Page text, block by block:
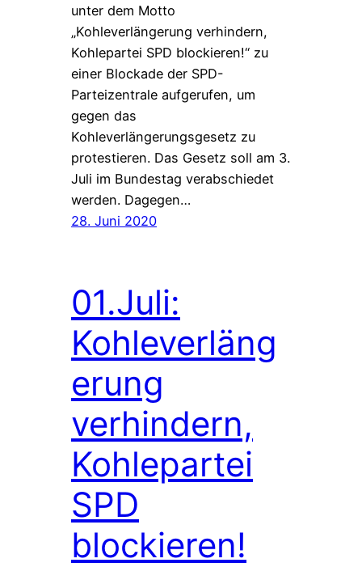
unter dem Motto
„Kohleverlängerung verhindern,
Kohlepartei SPD blockieren!“ zu
einer Blockade der SPD-
Parteizentrale aufgerufen, um
gegen das
Kohleverlängerungsgesetz zu
protestieren. Das Gesetz soll am 3.
Juli im Bundestag verabschiedet
werden. Dagegen…
28. Juni 2020
01.Juli:
Kohleverläng
erung
verhindern,
Kohlepartei
SPD
blockieren!